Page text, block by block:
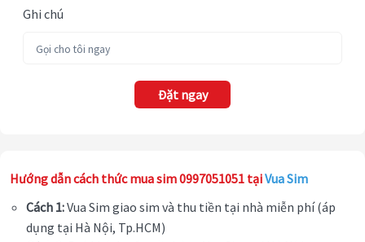
Ghi chú
Đặt ngay
Hướng dẫn cách thức mua sim 0997051051 tạiVua Sim
Cách 1:Vua Sim giao sim và thu tiền tại nhà miễn phí (áp
dụng tại Hà Nội, Tp.HCM)